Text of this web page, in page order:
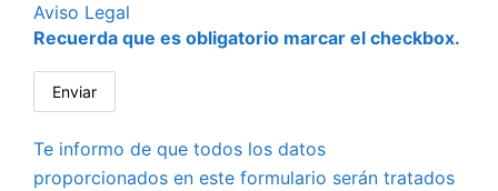
Aviso Legal
Recuerda que es obligatorio marcar el checkbox.
Te informo de que todos los datos
proporcionados en este formulario serán tratados